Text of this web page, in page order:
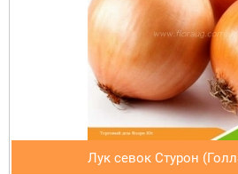
Лук севок Стурон